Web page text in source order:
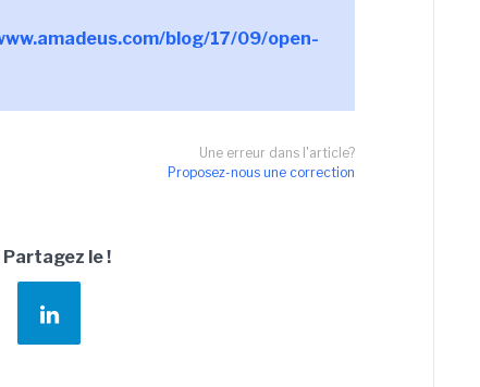
blog/17/09/open-
Une erreur dans l'article?
Proposez-nous une correction
Partagez le !